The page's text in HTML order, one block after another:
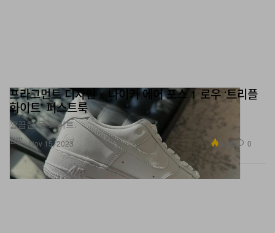
신발
프라그먼트 디자인 x 나이키 에어 포스 1 로우 ‘트리플
화이트’ 퍼스트룩
깔끔한 올 화이트.
Nov 15, 2023 8.5K 0